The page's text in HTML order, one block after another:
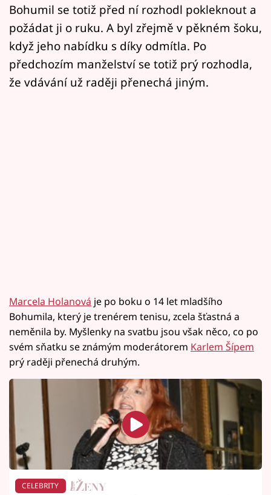
Bohumil se totiž před ní rozhodl pokleknout a
požádat ji o ruku. A byl zřejmě v pěkném šoku,
když jeho nabídku s díky odmítla. Po
předchozím manželství se totiž prý rozhodla,
že vdávání už raději přenechá jiným.
Marcela Holanová je po boku o 14 let mladšího
Bohumila, který je trenérem tenisu, zcela šťastná a
neměnila by. Myšlenky na svatbu jsou však něco, co po
svém sňatku se známým moderátorem Karlem Šípem
prý raději přenechá druhým.
CELEBRITY